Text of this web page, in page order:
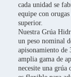
cada unidad se
equipe con
superior.
Nuestra Grúa
un peso nominal
apisonamiento de
amplia gama de
necesite una grúa